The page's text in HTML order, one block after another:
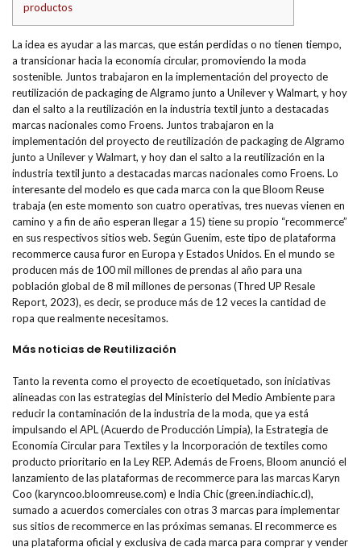
productos
La idea es ayudar a las marcas, que están perdidas o no tienen tiempo,
a transicionar hacia la economía circular, promoviendo la moda
sostenible. Juntos trabajaron en la implementación del proyecto de
reutilización de packaging de Algramo junto a Unilever y Walmart, y hoy
dan el salto a la reutilización en la industria textil junto a destacadas
marcas nacionales como Froens. Juntos trabajaron en la
implementación del proyecto de reutilización de packaging de Algramo
junto a Unilever y Walmart, y hoy dan el salto a la reutilización en la
industria textil junto a destacadas marcas nacionales como Froens. Lo
interesante del modelo es que cada marca con la que Bloom Reuse
trabaja (en este momento son cuatro operativas, tres nuevas vienen en
camino y a fin de año esperan llegar a 15) tiene su propio “recommerce”
en sus respectivos sitios web. Según Guenim, este tipo de plataforma
recommerce causa furor en Europa y Estados Unidos. En el mundo se
producen más de 100 mil millones de prendas al año para una
población global de 8 mil millones de personas (Thred UP Resale
Report, 2023), es decir, se produce más de 12 veces la cantidad de
ropa que realmente necesitamos.
Más noticias de Reutilización
Tanto la reventa como el proyecto de ecoetiquetado, son iniciativas
alineadas con las estrategias del Ministerio del Medio Ambiente para
reducir la contaminación de la industria de la moda, que ya está
impulsando el APL (Acuerdo de Producción Limpia), la Estrategia de
Economía Circular para Textiles y la Incorporación de textiles como
producto prioritario en la Ley REP. Además de Froens, Bloom anunció el
lanzamiento de las plataformas de recommerce para las marcas Karyn
Coo (karyncoo.bloomreuse.com) e India Chic (green.indiachic.cl),
sumado a acuerdos comerciales con otras 3 marcas para implementar
sus sitios de recommerce en las próximas semanas. El recommerce es
una plataforma oficial y exclusiva de cada marca para comprar y vender